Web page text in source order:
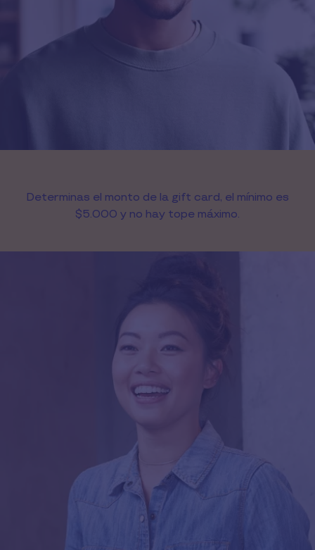
Determinas el monto de la gift card, el mínimo es
$5.000 y no hay tope máximo.